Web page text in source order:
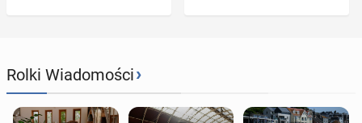
Rolki Wiadomości›